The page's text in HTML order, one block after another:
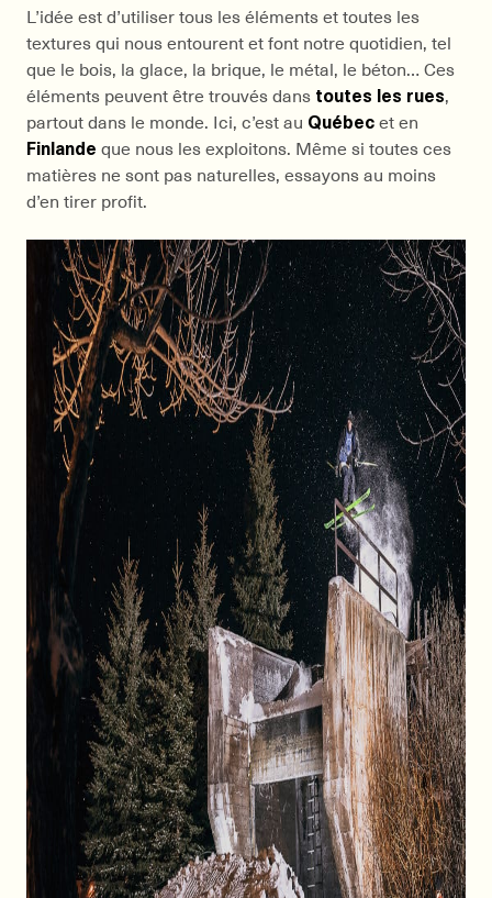
L’idée est d’utiliser tous les éléments et toutes les
textures qui nous entourent et font notre quotidien, tel
que le bois, la glace, la brique, le métal, le béton… Ces
éléments peuvent être trouvés dans toutes les rues,
partout dans le monde. Ici, c’est au Québecet en
Finlande que nous les exploitons. Même si toutes ces
matières ne sont pas naturelles, essayons au moins
d’en tirer profit.